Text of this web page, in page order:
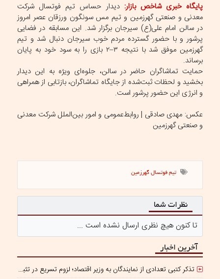
پایگاه خبری شاخص بازار: دیدار حساس تیم فوتسال شرکت
معدنی و صنعتی گهرزمین و تیم مس سونگون ورزقان عصر امروز
در سالن امام علی(ع) سیرجان برگزار شد. این مسابقه در فضایی
پرشور و با حضور گسترده مردم خوب سیرجان دنبال شد و تیم
گهرزمین موفق شد با نتیجه ٣–٢ بازى را به سود خود به پایان
برساند.
حمایت تماشاگران حاضر در سالن، جلوه‌ای ویژه به این دیدار
بخشید و لحظات ثبت‌شده از جایگاه تماشاگران، بازتابی از همراهی
و انرژی این حضور پرشور است.
عکس: مهدى صادقى | روابط‌عمومی و امور بین‌الملل شرکت معدنی
و صنعتی گهرزمین
تیم فوتسال گهرزمین
نظرات شما
تا کنون هیچ نظری ارسال نشده است ...
آخرین اخبار
تذکر کتبی تعدادی از نمایندگان به وزیر اقتصاد؛ لزوم تسریع در تثبیت نرخ ارز